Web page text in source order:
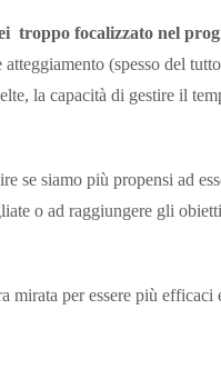
troppo focalizzato nel
(spesso del
la capacità di gestire il
se siamo più propensi ad
o ad raggiungere gli
mirata per essere più